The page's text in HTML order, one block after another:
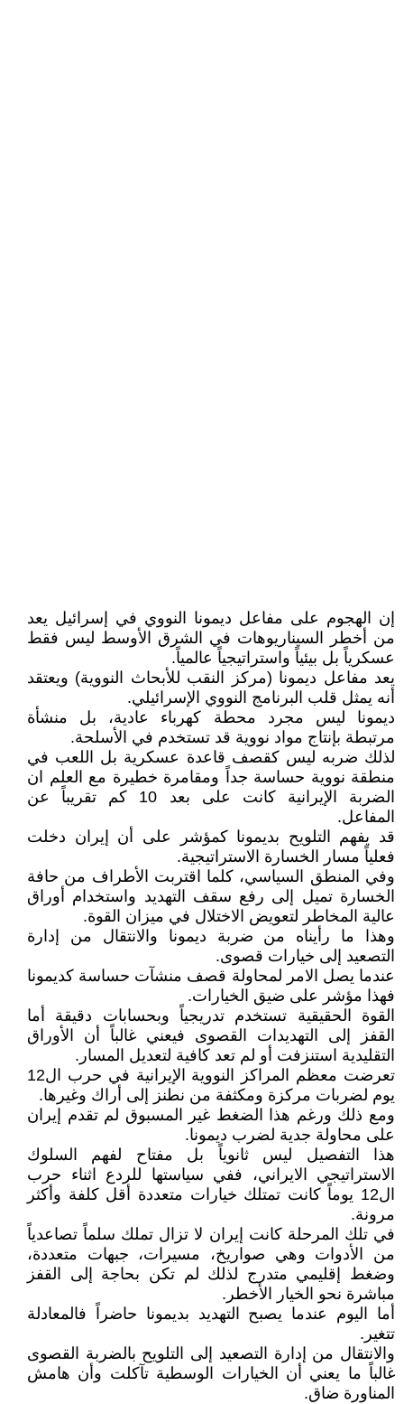
إن ‏الهجوم على مفاعل ديمونا النووي في إسرائيل يعد
من أخطر السيناريوهات في الشرق الأوسط ليس فقط
عسكرياً بل بيئياً واستراتيجياً عالمياً.
يعد مفاعل ديمونا (مركز النقب للأبحاث النووية) ويعتقد
أنه يمثل قلب البرنامج النووي الإسرائيلي.
ديمونا ليس مجرد محطة كهرباء عادية، بل منشأة
مرتبطة بإنتاج مواد نووية قد تستخدم في الأسلحة.
لذلك ضربه ليس كقصف قاعدة عسكرية بل اللعب في
منطقة نووية حساسة جداً ومقامرة خطيرة مع العلم ان
الضربة الإيرانية كانت على بعد ‏10 كم تقريباً عن
المفاعل.
قد يفهم التلويح بديمونا كمؤشر على أن إيران دخلت
فعلياً مسار الخسارة الاستراتيجية.
وفي المنطق السياسي، كلما اقتربت الأطراف من حافة
الخسارة تميل إلى رفع سقف التهديد واستخدام أوراق
عالية المخاطر لتعويض الاختلال في ميزان القوة.
وهذا ما رأيناه من ضربة ديمونا والانتقال من إدارة
التصعيد إلى خيارات قصوى.
عندما يصل الامر لمحاولة قصف منشآت حساسة كديمونا
فهذا مؤشر على ضيق الخيارات.
القوة الحقيقية تستخدم تدريجياً وبحسابات دقيقة أما
القفز إلى التهديدات القصوى فيعني غالباً أن الأوراق
التقليدية استنزفت أو لم تعد كافية لتعديل المسار.
تعرضت معظم المراكز النووية الإيرانية في حرب ال12
يوم لضربات مركزة ومكثفة من نطنز إلى أراك وغيرها.
ومع ذلك ورغم هذا الضغط غير المسبوق لم تقدم إيران
على محاولة جدية لضرب ديمونا.
هذا التفصيل ليس ثانوياً بل مفتاح لفهم السلوك
الاستراتيجي الايراني، ففي سياستها للردع اثناء حرب
ال12 يوماً كانت تمتلك خيارات متعددة أقل كلفة وأكثر
مرونة.
في تلك المرحلة كانت إيران لا تزال تملك سلماً تصاعدياً
من الأدوات وهي صواريخ، مسيرات، جبهات متعددة،
وضغط إقليمي متدرج لذلك لم تكن بحاجة إلى القفز
مباشرة نحو الخيار الأخطر.
أما اليوم عندما يصبح التهديد بديمونا حاضراً فالمعادلة
تتغير.
والانتقال من إدارة التصعيد إلى التلويح بالضربة القصوى
غالباً ما يعني أن الخيارات الوسطية تآكلت وأن هامش
المناورة ضاق.